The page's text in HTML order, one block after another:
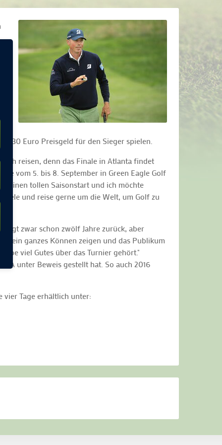
Euro Preisgeld für den Sieger spielen.
reisen, denn das Finale in Atlanta findet
vom 5. bis 8. September in Green Eagle Golf
einen tollen Saisonstart und ich möchte
und reise gerne um die Welt, um Golf zu
zwar schon zwölf Jahre zurück, aber
sein ganzes Können zeigen und das Publikum
viel Gutes über das Turnier gehört."
unter Beweis gestellt hat. So auch 2016
vier Tage erhältlich unter: